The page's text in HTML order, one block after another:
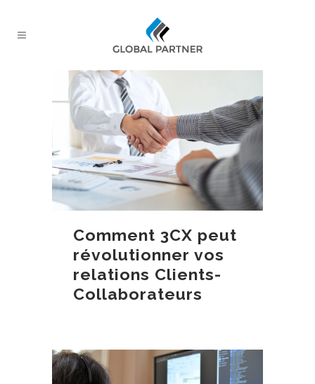
Comment 3CX peut
révolutionner vos
relations Clients-
Collaborateurs